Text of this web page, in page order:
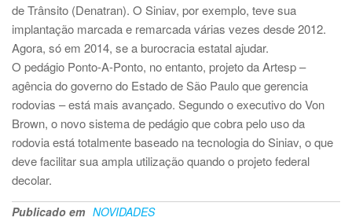
de Trânsito (Denatran). O Siniav, por exemplo, teve sua
implantação marcada e remarcada várias vezes desde 2012.
Agora, só em 2014, se a burocracia estatal ajudar.
O pedágio Ponto-A-Ponto, no entanto, projeto da Artesp –
agência do governo do Estado de São Paulo que gerencia
rodovias – está mais avançado. Segundo o executivo do Von
Brown, o novo sistema de pedágio que cobra pelo uso da
rodovia está totalmente baseado na tecnologia do Siniav, o que
deve facilitar sua ampla utilização quando o projeto federal
decolar.
Publicado em NOVIDADES